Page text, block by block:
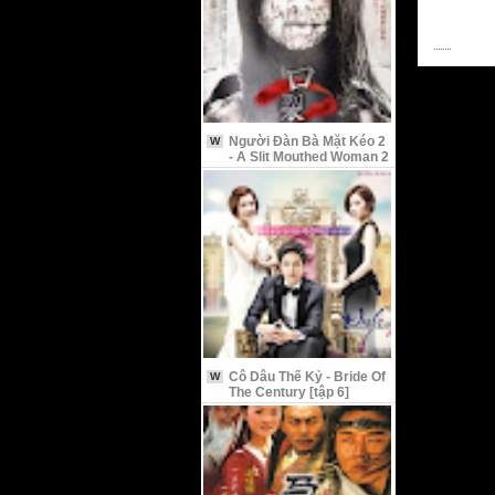
W
Người Đàn Bà Mặt Kéo 2
- A Slit Mouthed Woman 2
W
Cô Dâu Thế Kỷ - Bride Of
The Century [tập 6]